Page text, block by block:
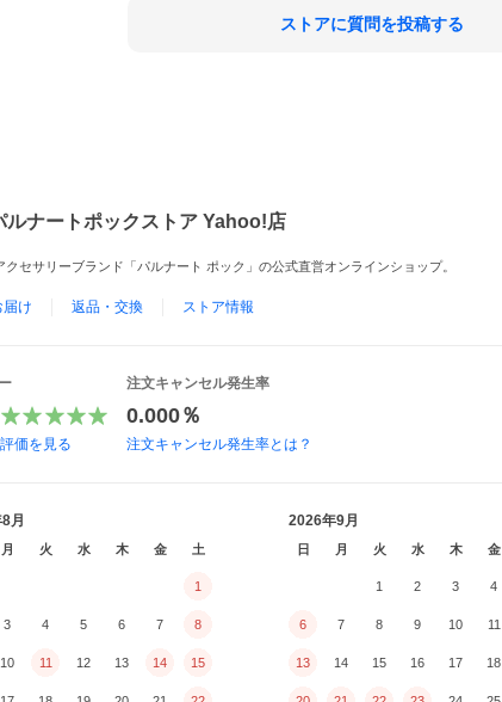
ストアに質問を投稿する
ルナートポックストア Yahoo!店
クセサリーブランド「パルナート ポック」の公式直営オンラインショップ。
け 返品・交換 ストア情報
価を見る
注文キャンセル発生率
0.000％
注文キャンセル発生率とは？
月
月 火 水 木 金 土
1
3 4 5 6 7 8
10 11 12 13 14 15
2026年9月
日 月 火 水 木 金
1 2 3 4
6 7 8 9 10 11
13 14 15 16 17 18